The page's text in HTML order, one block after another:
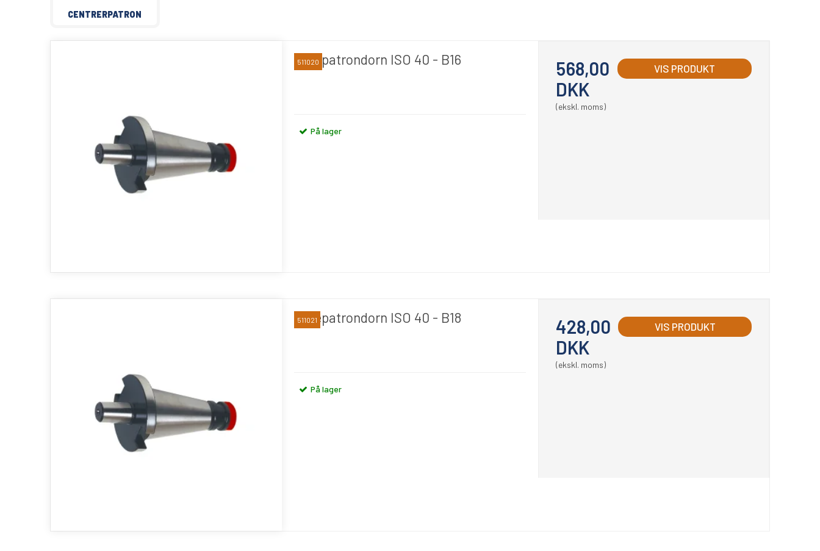
CENTRERPATRON
Borepatrondorn ISO 40 - B16
511020
På lager
568,00
DKK
(ekskl. moms)
VIS PRODUKT
Borepatrondorn ISO 40 - B18
511021
På lager
428,00
DKK
(ekskl. moms)
VIS PRODUKT